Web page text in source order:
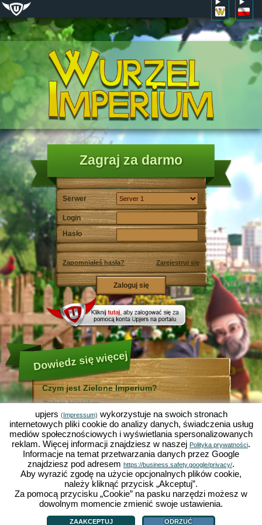
Zagraj za darmo
Serwer
Login
Hasło
Zapomniałeś hasła? Zarejestruj się
Dowiedz się więcej
Czym jest Zielone Imperium?
Zielone Imperium ...
... jest zabawną symulacją ekonomiczną, w której
wszystko odbywa się w mikrokosmosie ogrodu. Jako
bezpłatna gra online działa całkowicie w Twojej
przeglądarce bez konieczności jej instalowania i
pomocy dodatkowego oprogramowania!
Zlecając pracę skrzętnym krasnalom ogrodowym
będziesz mógł stworzyć swój własny mały Rajski
Ogród. Siać, sadzić, zbierać plony, handlować z innymi
graczami, czy też ulepszać metody uprawy? Sałata,
marchewka, truskawki, szpinak czy też cebula? Zależy
od Ciebie, które warzywa, kwiaty lub owoce chcesz
uprawiać. Odwiedź przyjazne miastaZieloną Dolinęi
Działkowo
, by handlować z innymi graczami, kupować
nowe rośliny i ozdoby do Twojego ogrodu, a także
Czym jest Zielone Imperium? |Historia|ZI oferuje|Zasady gry|
Zarządzaj ciasteczkami
upjers (Impressum) wykorzystuje na swoich stronach
internetowych pliki cookie do analizy danych, świadczenia usług
mediów społecznościowych i wyświetlania spersonalizowanych
reklam. Więcej informacji znajdziesz w naszej Polityka prywatności.
Informacje na temat przetwarzania danych przez Google
znajdziesz pod adresem https://business.safety.google/privacy/.
Aby wyrazić zgodę na użycie opcjonalnych plików cookie,
należy kliknąć przycisk „Akceptuj”.
Za pomocą przycisku „Cookie” na pasku narzędzi możesz w
dowolnym momencie zmienić swoje ustawienia.
ZAAKCEPTUJ ODRZUĆ